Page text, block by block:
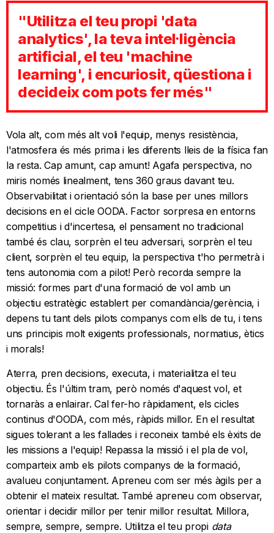
"Utilitza el teu propi 'data
analytics', la teva intel·ligència
artificial, el teu 'machine
learning', i encuriosit, qüestiona i
decideix com pots fer més"
Vola alt, com més alt voli l'equip, menys resistència,
l'atmosfera és més prima i les diferents lleis de la física fan
la resta. Cap amunt, cap amunt! Agafa perspectiva, no
miris només linealment, tens 360 graus davant teu.
Observabilitat i orientació són la base per unes millors
decisions en el cicle OODA. Factor sorpresa en entorns
competitius i d'incertesa, el pensament no tradicional
també és clau, sorprèn el teu adversari, sorprèn el teu
client, sorprèn el teu equip, la perspectiva t'ho permetrà i
tens autonomia com a pilot! Però recorda sempre la
missió: formes part d'una formació de vol amb un
objectiu estratègic establert per comandància/gerència, i
depens tu tant dels pilots companys com ells de tu, i tens
uns principis molt exigents professionals, normatius, ètics
i morals!
Aterra, pren decisions, executa, i materialitza el teu
objectiu. És l'últim tram, però només d'aquest vol, et
tornaràs a enlairar. Cal fer-ho ràpidament, els cicles
continus d'OODA, com més, ràpids millor. En el resultat
sigues tolerant a les fallades i reconeix també els èxits de
les missions a l'equip! Repassa la missió i el pla de vol,
comparteix amb els pilots companys de la formació,
avalueu conjuntament. Apreneu com ser més àgils per a
obtenir el mateix resultat. També apreneu com observar,
orientar i decidir millor per tenir millor resultat. Millora,
sempre, sempre, sempre. Utilitza el teu propi data